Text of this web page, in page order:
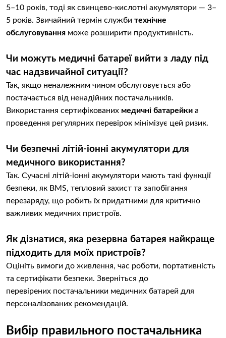
5–10 років, тоді як свинцево-кислотні акумулятори — 3–
5 років. Звичайний термін служби технічне
обслуговування може розширити продуктивність.
Чи можуть медичні батареї вийти з ладу під
час надзвичайної ситуації?
Так, якщо неналежним чином обслуговується або
постачається від ненадійних постачальників.
Використання сертифікованих медичні батарейки а
проведення регулярних перевірок мінімізує цей ризик.
Чи безпечні літій-іонні акумулятори для
медичного використання?
Так. Сучасні літій-іонні акумулятори мають такі функції
безпеки, як BMS, тепловий захист та запобігання
перезаряду, що робить їх придатними для критично
важливих медичних пристроїв.
Як дізнатися, яка резервна батарея найкраще
підходить для моїх пристроїв?
Оцініть вимоги до живлення, час роботи, портативність
та сертифікати безпеки. Зверніться до
перевірених постачальники медичних батарей для
персоналізованих рекомендацій.
Вибір правильного постачальника